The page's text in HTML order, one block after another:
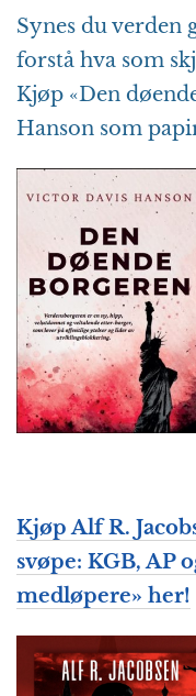
Synes du verden
forstå hva som
Kjøp «Den
Hanson som
Kjøp Alf R.
svøpe: KGB, AP
medløpere» her!